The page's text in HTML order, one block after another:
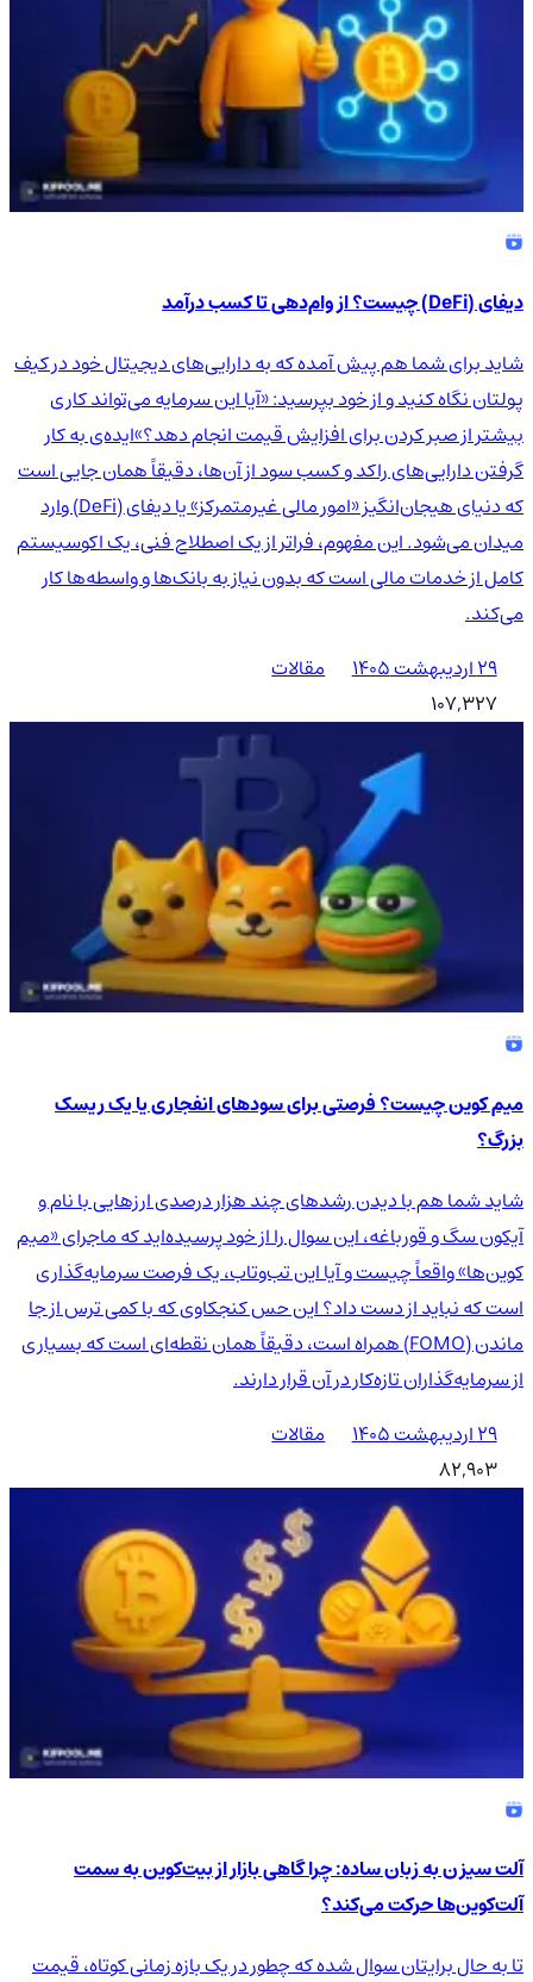
دیفای (DeFi) چیست؟ از وام‌دهی تا کسب درآمد
شاید برای شما هم پیش آمده که به دارایی‌های دیجیتال خود در کیف
پولتان نگاه کنید و از خود بپرسید: «آیا این سرمایه می‌تواند کاری
بیشتر از صبر کردن برای افزایش قیمت انجام دهد؟»ایده‌ی به کار
گرفتن دارایی‌های راکد و کسب سود از آن‌ها، دقیقاً همان جایی است
که دنیای هیجان‌انگیز «امور مالی غیرمتمرکز» یا دیفای (DeFi) وارد
میدان می‌شود. این مفهوم، فراتر از یک اصطلاح فنی، یک اکوسیستم
کامل از خدمات مالی است که بدون نیاز به بانک‌ها و واسطه‌ها کار
می‌کند.
۲۹ اردیبهشت ۱۴۰۵
مقالات
107,327
میم کوین چیست؟ فرصتی برای سودهای انفجاری یا یک ریسک
بزرگ؟
شاید شما هم با دیدن رشدهای چند هزار درصدی ارزهایی با نام و
آیکون سگ و قورباغه، این سوال را از خود پرسیده‌اید که ماجرای «میم
کوین‌ها» واقعاً چیست و آیا این تب‌وتاب، یک فرصت سرمایه‌گذاری
است که نباید از دست داد؟ این حس کنجکاوی که با کمی ترس از جا
ماندن (FOMO) همراه است، دقیقاً همان نقطه‌ای است که بسیاری
از سرمایه‌گذاران تازه‌کار در آن قرار دارند.
۲۹ اردیبهشت ۱۴۰۵
مقالات
82,903
آلت سیزن به زبان ساده: چرا گاهی بازار از بیت‌کوین به سمت
آلت‌کوین‌ها حرکت می‌کند؟
تا به حال برایتان سوال شده که چطور در یک بازه زمانی کوتاه، قیمت